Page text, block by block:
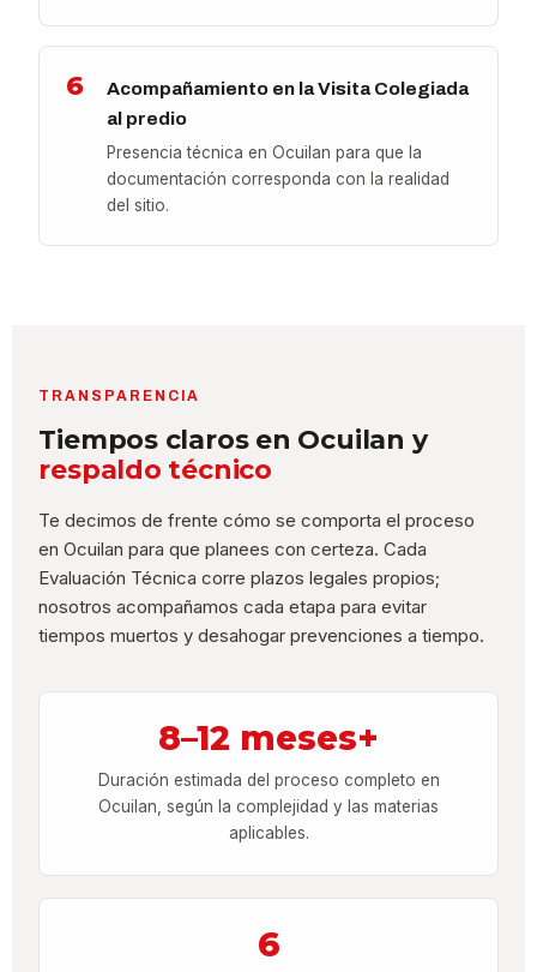
6
Acompañamiento en la Visita Colegiada
al predio
Presencia técnica en Ocuilan para que la
documentación corresponda con la realidad
del sitio.
TRANSPARENCIA
Tiempos claros en Ocuilan y
respaldo técnico
Te decimos de frente cómo se comporta el proceso
en Ocuilan para que planees con certeza. Cada
Evaluación Técnica corre plazos legales propios;
nosotros acompañamos cada etapa para evitar
tiempos muertos y desahogar prevenciones a tiempo.
8–12 meses+
Duración estimada del proceso completo en
Ocuilan, según la complejidad y las materias
aplicables.
6